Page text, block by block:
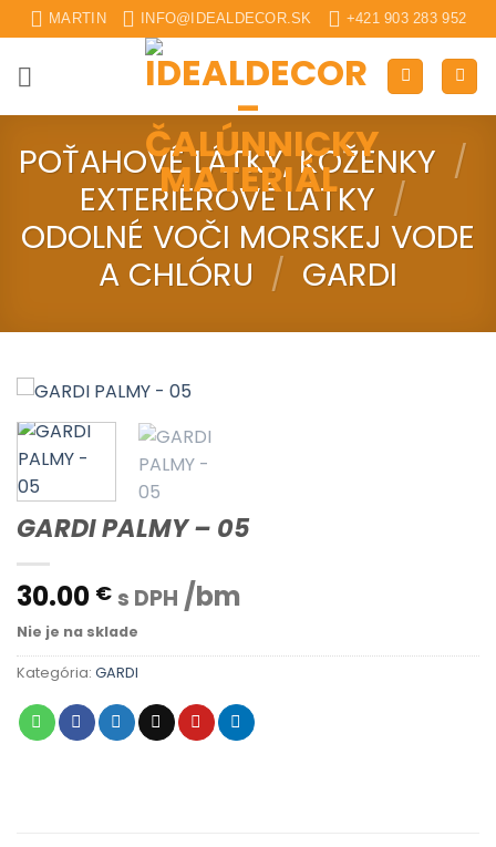
Skip
to
content
MARTIN INFO@IDEALDECOR.SK +421 903 283 952
POŤAHOVÉ LÁTKY, KOŽENKY /
EXTERIÉROVÉ LÁTKY /
ODOLNÉ VOČI MORSKEJ VODE
A CHLÓRU / GARDI
GARDI PALMY – 05
30.00 € s DPH /bm
Nie je na sklade
Kategória: GARDI